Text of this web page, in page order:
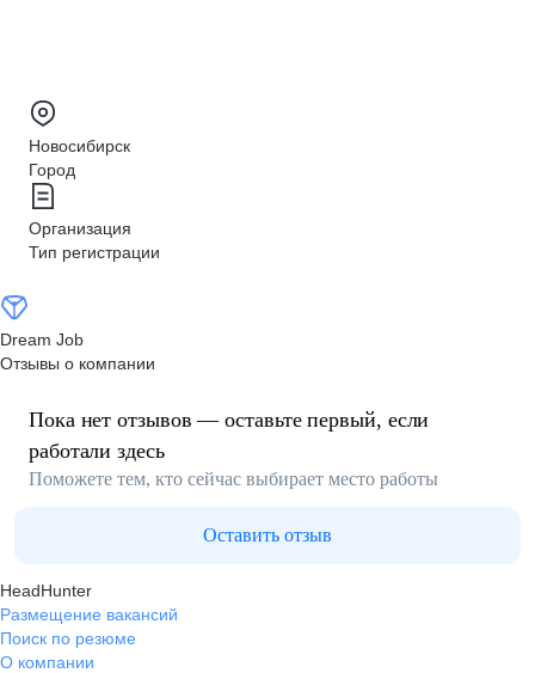
Новосибирск
Город
Организация
Тип регистрации
Dream Job
Отзывы о компании
Пока нет отзывов — оставьте первый, если
работали здесь
Поможете тем, кто сейчас выбирает место работы
Оставить отзыв
HeadHunter
Размещение вакансий
Поиск по резюме
О компании